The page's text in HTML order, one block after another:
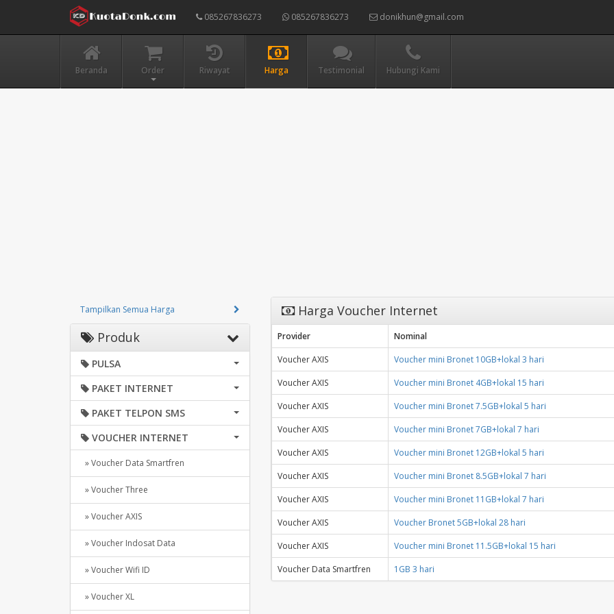
085267836273 085267836273 donikhun@gmail.com
Beranda Order Riwayat Harga Testimonial Hubungi Kami
Tampilkan Semua Harga
Produk
PULSA
PAKET INTERNET
PAKET TELPON SMS
VOUCHER INTERNET
» Voucher Data Smartfren
» Voucher Three
» Voucher AXIS
» Voucher Indosat Data
» Voucher Wifi ID
» Voucher XL
Harga Voucher Internet
Provider Nominal
Voucher AXIS
Voucher mini Bronet 10GB+lokal 3 hari
Voucher AXIS
Voucher mini Bronet 4GB+lokal 15 hari
Voucher AXIS
Voucher mini Bronet 7.5GB+lokal 5 hari
Voucher AXIS
Voucher mini Bronet 7GB+lokal 7 hari
Voucher AXIS
Voucher mini Bronet 12GB+lokal 5 hari
Voucher AXIS
Voucher mini Bronet 8.5GB+lokal 7 hari
Voucher AXIS
Voucher mini Bronet 11GB+lokal 7 hari
Voucher AXIS
Voucher Bronet 5GB+lokal 28 hari
Voucher AXIS
Voucher mini Bronet 11.5GB+lokal 15 hari
Voucher Data Smartfren
1GB 3 hari